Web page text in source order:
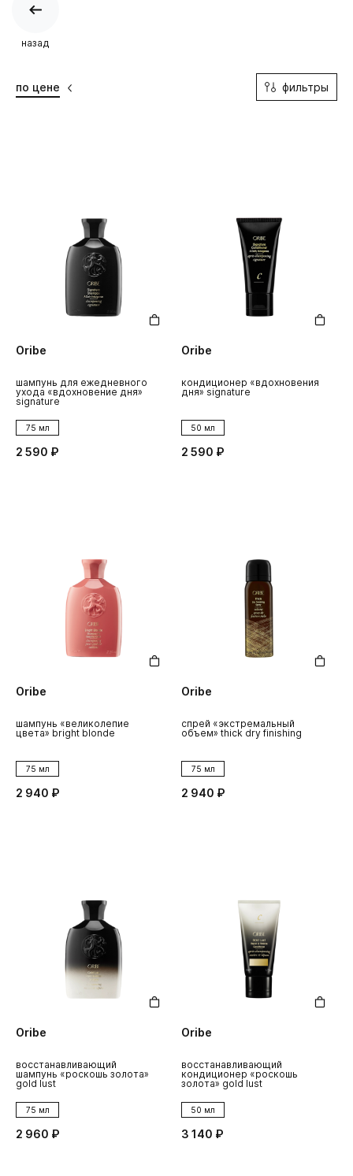
назад
по цене фильтры
Oribe
шампунь для ежедневного
ухода «вдохновение дня»
signature
75 мл
2 590 ₽
Oribe
кондиционер «вдохновения
дня» signature
50 мл
2 590 ₽
Oribe
шампунь «великолепие
цвета» bright blonde
75 мл
2 940 ₽
Oribe
спрей «экстремальный
объем» thick dry finishing
75 мл
2 940 ₽
Oribe
восстанавливающий
шампунь «роскошь золота»
gold lust
75 мл
2 960 ₽
Oribe
восстанавливающий
кондиционер «роскошь
золота» gold lust
50 мл
3 140 ₽